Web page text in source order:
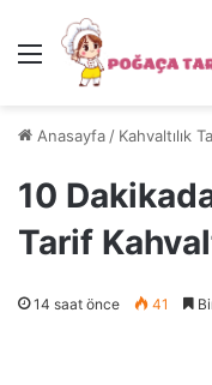
Menü
Anasayfa / Kahvaltılık
10
Tarif
14 saat önce 41